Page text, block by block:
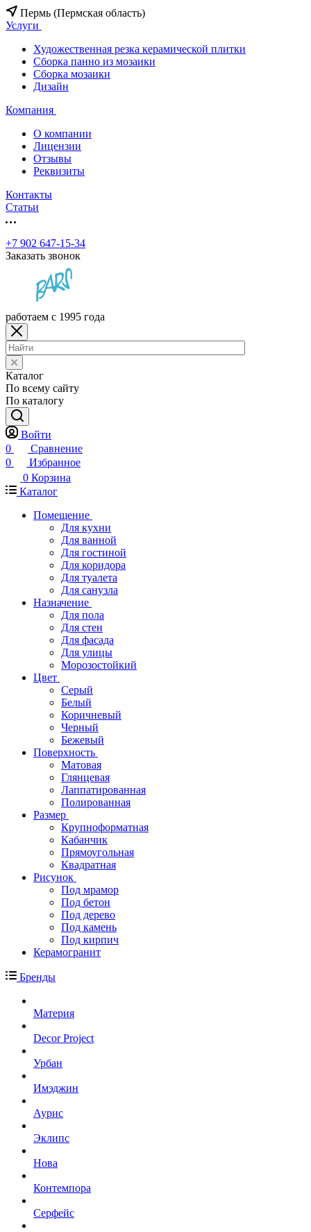
Пермь (Пермская область)
Услуги
Художественная резка керамической плитки
Сборка панно из мозаики
Сборка мозаики
Дизайн
Компания
О компании
Лицензии
Отзывы
Реквизиты
Контакты
Статьи
+7 902 647-15-34
Заказать звонок
работаем с 1995 года
Каталог
По всему сайту
По каталогу
Войти
0
Сравнение
0
Избранное
0 Корзина
Каталог
Помещение
Для кухни
Для ванной
Для гостиной
Для коридора
Для туалета
Для санузла
Назначение
Для пола
Для стен
Для фасада
Для улицы
Морозостойкий
Цвет
Серый
Белый
Коричневый
Черный
Бежевый
Поверхность
Матовая
Глянцевая
Лаппатированная
Полированная
Размер
Крупноформатная
Кабанчик
Прямоугольная
Квадратная
Рисунок
Под мрамор
Под бетон
Под дерево
Под камень
Под кирпич
Керамогранит
Бренды
Материя
Decor Project
Урбан
Имэджин
Аурис
Эклипс
Нова
Контемпора
Серфейс